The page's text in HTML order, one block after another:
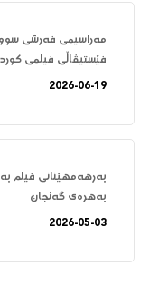
مەراسیمی فەرشی
فێستیڤاڵی فیلمی
2026-06-19
بەرهەمهێنانی فیلم
بەهرەی گەنجان
2026-05-03